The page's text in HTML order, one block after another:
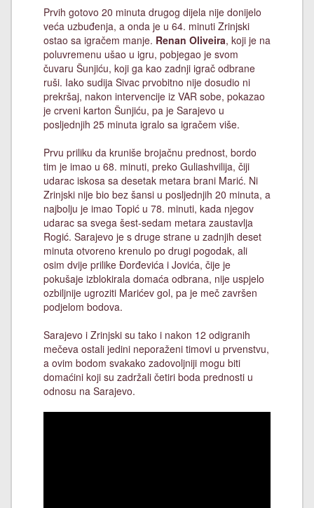
Prvih gotovo 20 minuta drugog dijela nije donijelo
veća uzbuđenja, a onda je u 64. minuti Zrinjski
ostao sa igračem manje. Renan Oliveira, koji je na
poluvremenu ušao u igru, pobjegao je svom
čuvaru Šunjiću, koji ga kao zadnji igrač odbrane
ruši. Iako sudija Sivac prvobitno nije dosudio ni
prekršaj, nakon intervencije iz VAR sobe, pokazao
je crveni karton Šunjiću, pa je Sarajevo u
posljednjih 25 minuta igralo sa igračem više.
Prvu priliku da kruniše brojačnu prednost, bordo
tim je imao u 68. minuti, preko Guliashvilija, čiji
udarac iskosa sa desetak metara brani Marić. Ni
Zrinjski nije bio bez šansi u posljednjih 20 minuta, a
najbolju je imao Topić u 78. minuti, kada njegov
udarac sa svega šest-sedam metara zaustavlja
Rogić. Sarajevo je s druge strane u zadnjih deset
minuta otvoreno krenulo po drugi pogodak, ali
osim dvije prilike Đorđevića i Jovića, čije je
pokušaje izblokirala domaća odbrana, nije uspjelo
ozbiljnije ugroziti Marićev gol, pa je meč završen
podjelom bodova.
Sarajevo i Zrinjski su tako i nakon 12 odigranih
mečeva ostali jedini neporaženi timovi u prvenstvu,
a ovim bodom svakako zadovoljniji mogu biti
domaćini koji su zadržali četiri boda prednosti u
odnosu na Sarajevo.